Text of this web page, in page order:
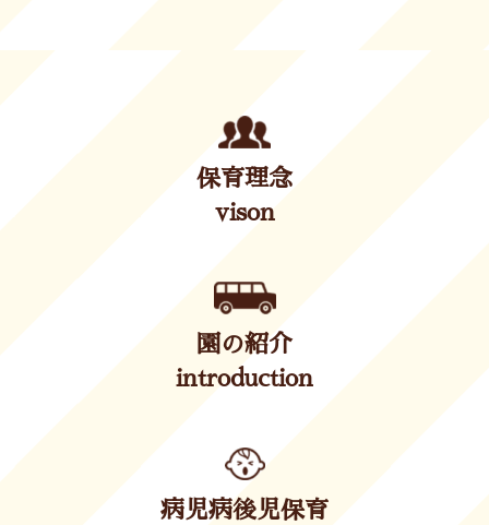
保育理念
vison
園の紹介
introduction
病児病後児保育